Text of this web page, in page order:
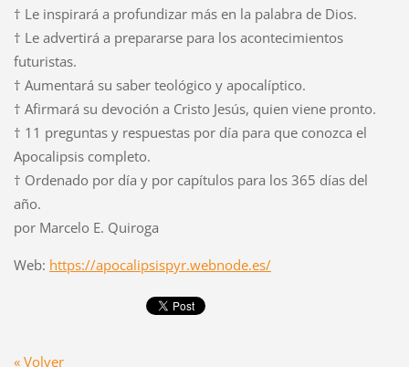
† Le inspirará a profundizar más en la palabra de Dios.
† Le advertirá a prepararse para los acontecimientos
futuristas.
† Aumentará su saber teológico y apocalíptico.
† Afirmará su devoción a Cristo Jesús, quien viene pronto.
† 11 preguntas y respuestas por día para que conozca el
Apocalipsis completo.
† Ordenado por día y por capítulos para los 365 días del
año.
por Marcelo E. Quiroga
Web: https://apocalipsispyr.webnode.es/
« Volver